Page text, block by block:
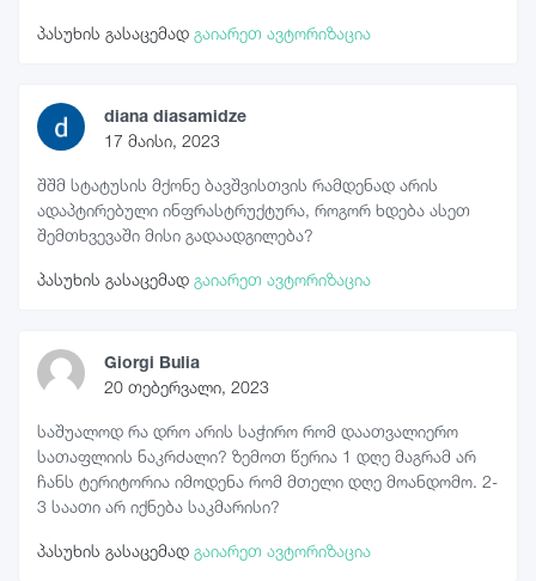
პასუხის გასაცემად გაიარეთ ავტორიზაცია
diana diasamidze
17 მაისი, 2023
შშმ სტატუსის მქონე ბავშვისთვის რამდენად არის
ადაპტირებული ინფრასტრუქტურა, როგორ ხდება ასეთ
შემთხვევაში მისი გადაადგილება?
პასუხის გასაცემად გაიარეთ ავტორიზაცია
Giorgi Bulia
20 თებერვალი, 2023
საშუალოდ რა დრო არის საჭირო რომ დაათვალიერო
სათაფლიის ნაკრძალი? ზემოთ წერია 1 დღე მაგრამ არ
ჩანს ტერიტორია იმოდენა რომ მთელი დღე მოანდომო. 2-
3 საათი არ იქნება საკმარისი?
პასუხის გასაცემად გაიარეთ ავტორიზაცია